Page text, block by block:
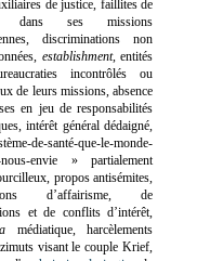
de justice, faillites de
dans ses missions
discriminations non
establishment, entités
incontrôlés ou
de leurs missions, absence
en jeu de responsabilités
intérêt général dédaigné,
de-santé-que-le-monde-
nous-envie » partialement
propos antisémites,
d’affairisme, de
et de conflits d’intérêt,
médiatique, harcèlements
visant le couple Krief,